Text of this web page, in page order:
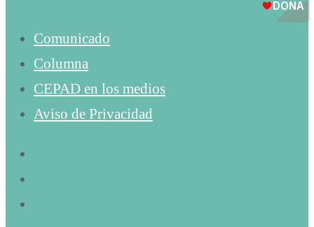
Comunicado
Columna
CEPAD en los medios
Aviso de Privacidad